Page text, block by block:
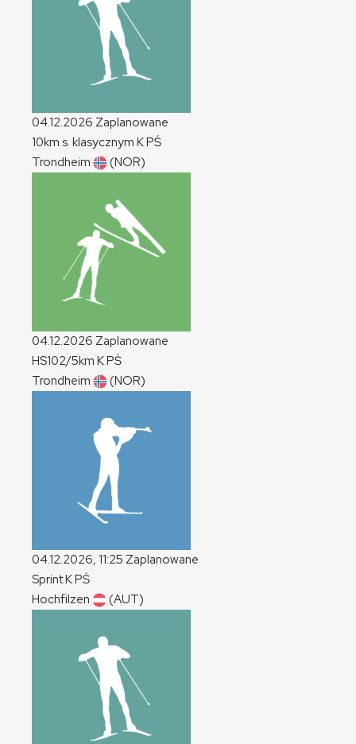
04.12.2026 Zaplanowane
10km s. klasycznym KPŚ
Trondheim
(NOR)
04.12.2026 Zaplanowane
HS102/5km KPŚ
Trondheim
(NOR)
04.12.2026, 11:25 Zaplanowane
SprintKPŚ
Hochfilzen
(AUT)